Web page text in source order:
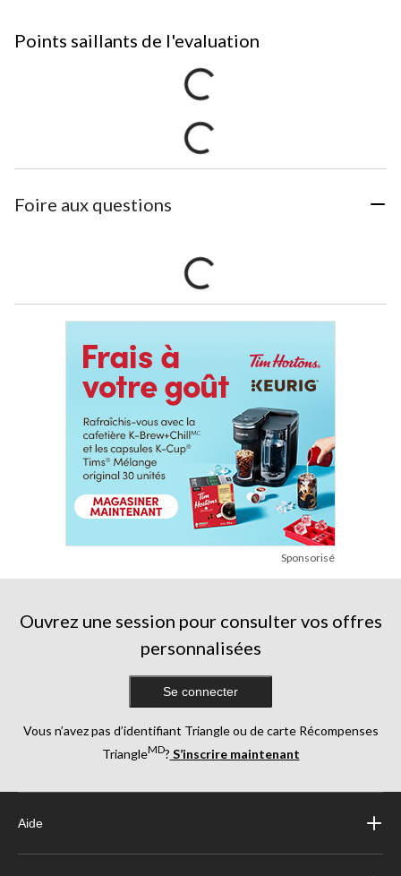
Points saillants de l'evaluation
Foire aux questions
Sponsorisé
Ouvrez une session pour consulter vos offres
personnalisées
Se connecter
Vous n’avez pas d’identifiant Triangle ou de carte Récompenses
TriangleMD? S’inscrire maintenant
Aide